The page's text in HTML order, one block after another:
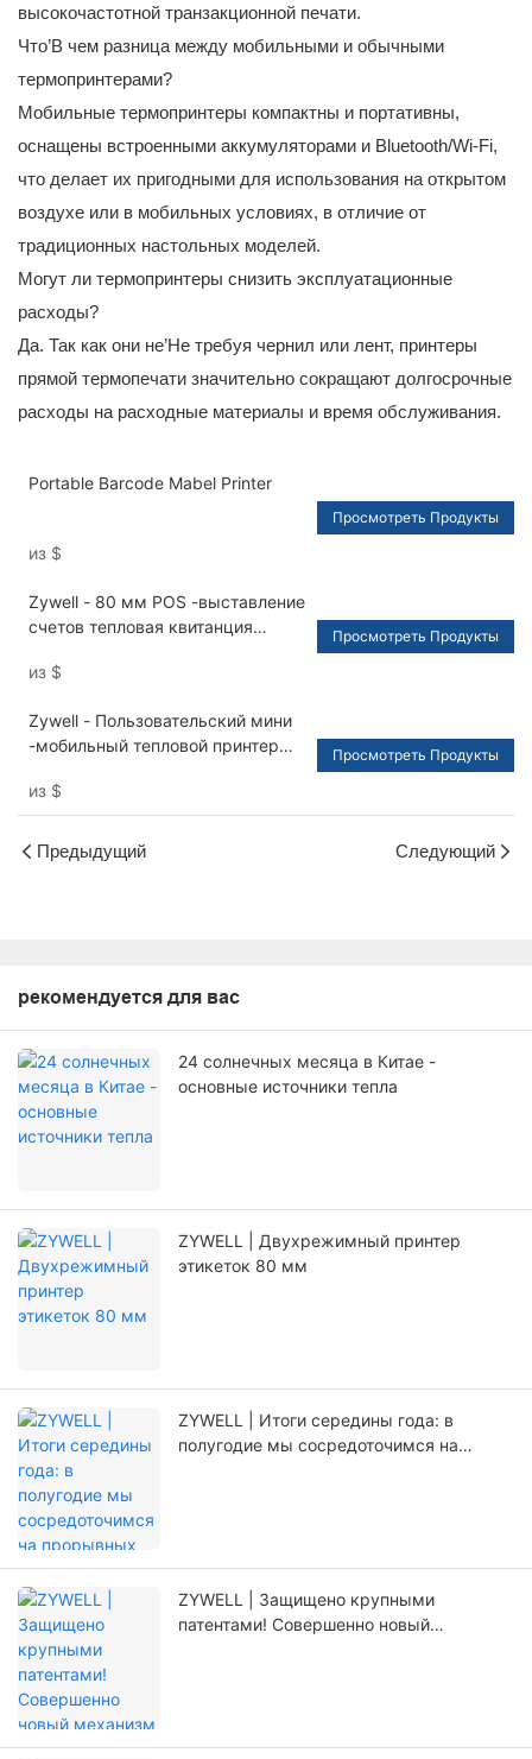
высокочастотной транзакционной печати.
Что’В чем разница между мобильными и обычными
термопринтерами?
Мобильные термопринтеры компактны и портативны,
оснащены встроенными аккумуляторами и Bluetooth/Wi-Fi,
что делает их пригодными для использования на открытом
воздухе или в мобильных условиях, в отличие от
традиционных настольных моделей.
Могут ли термопринтеры снизить эксплуатационные
расходы?
Да. Так как они не’Не требуя чернил или лент, принтеры
прямой термопечати значительно сокращают долгосрочные
расходы на расходные материалы и время обслуживания.
Portable Barcode Mabel Printer
из $
Просмотреть Продукты
Zywell - 80 мм POS -выставление
счетов тепловая квитанция
принтер с детектором денежных
из $
Просмотреть Продукты
Zywell - Пользовательский мини
-мобильный тепловой принтер
Home Используйте Wi -Fi Printer
USB+Wi -Fi
из $
Просмотреть Продукты
Предыдущий Следующий
рекомендуется для вас
24 солнечных месяца в Китае -
основные источники тепла
ZYWELL | Двухрежимный принтер
этикеток 80 мм
ZYWELL | Итоги середины года: в
полугодие мы сосредоточимся на
ZYWELL | Защищено крупными
патентами! Совершенно новый